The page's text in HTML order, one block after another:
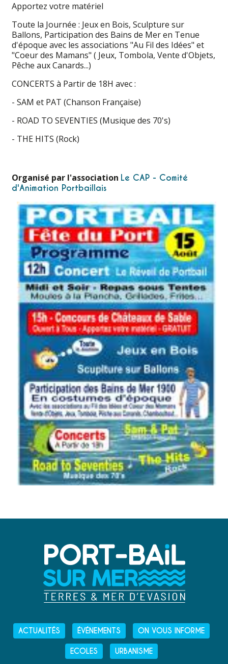
Apportez votre matériel
Toute la Journée : Jeux en Bois, Sculpture sur
Ballons, Participation des Bains de Mer en Tenue
d'époque avec les associations "Au Fil des Idées" et
"Coeur des Mamans" ( Jeux, Tombola, Vente d'Objets,
Pêche aux Canards...)
CONCERTS à Partir de 18H avec :
- SAM et PAT (Chanson Française)
- ROAD TO SEVENTIES (Musique des 70's)
- THE HITS (Rock)
Organisé par l'association Le CAP - Comité
d'Animation Portbaillais
ACTUALITÉS ÉVÉNEMENTS ON VOUS INFORME
ECOLES URBANISME